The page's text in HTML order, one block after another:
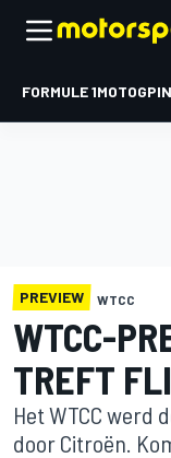
FORMULE 1MOTOGP
PREVIEW WTCC
WTCC-
TREFT
Het WTCC werd
door Citroën.